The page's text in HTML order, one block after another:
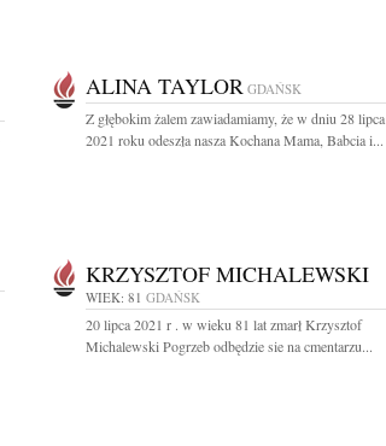
ALINA TAYLOR GDAŃSK
Z głębokim żalem zawiadamiamy, że w dniu 28 lipca
2021 roku odeszła nasza Kochana Mama, Babcia i...
KRZYSZTOF MICHALEWSKI
WIEK: 81 GDAŃSK
20 lipca 2021 r . w wieku 81 lat zmarł Krzysztof
Michalewski Pogrzeb odbędzie sie na cmentarzu...